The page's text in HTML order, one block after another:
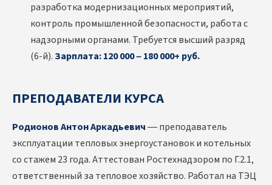
разработка модернизационных мероприятий,
контроль промышленной безопасности, работа с
надзорными органами. Требуется высший разряд
(6-й). Зарплата: 120 000 – 180 000+ руб.
ПРЕПОДАВАТЕЛИ КУРСА
Родионов Антон Аркадьевич— преподаватель
эксплуатации тепловых энергоустановок и котельных
со стажем 23 года. Аттестован Ростехнадзором по Г.2.1,
ответственный за тепловое хозяйство. Работал на ТЭЦ